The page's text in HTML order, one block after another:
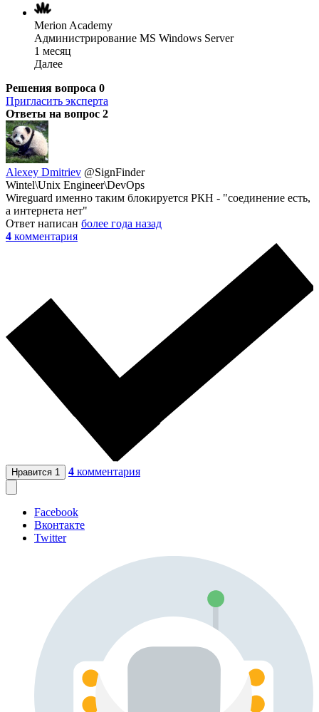
Merion Academy
Администрирование MS Windows Server
1 месяц
Далее
Решения вопроса 0
Пригласить эксперта
Ответы на вопрос 2
Alexey Dmitriev @SignFinder
Wintel\Unix Engineer\DevOps
Wireguard именно таким блокируется РКН - "соединение есть,
а интернета нет"
Ответ написан более года назад
4 комментария
Нравится 1 4 комментария
Facebook
Вконтакте
Twitter